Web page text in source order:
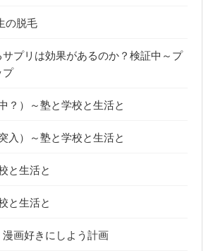
の脱毛
プリは効果があるのか？検証中～プ
プ
？）～塾と学校と生活と
入）～塾と学校と生活と
と生活と
と生活と
画好きにしよう計画